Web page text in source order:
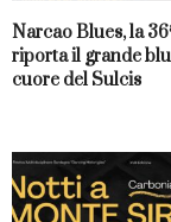
Narcao Blues, la
riporta il grande
cuore del Sulcis